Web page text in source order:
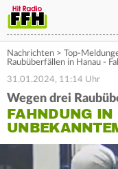
Nachrichten > Top-
Raubüberfällen in Hanau -
31.01.2024, 11:14 Uhr
Wegen drei
FAHNDUNG